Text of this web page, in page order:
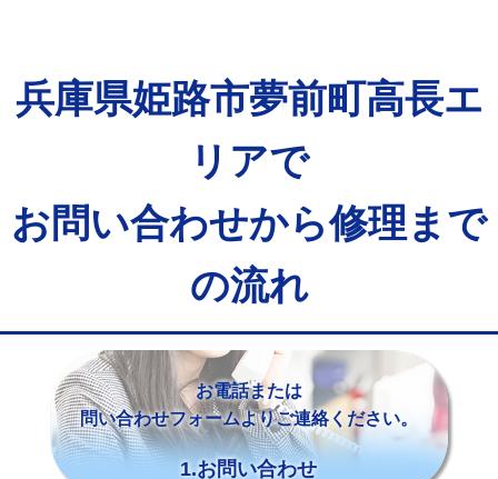
兵庫県姫路市夢前町高長エ
リアで
お問い合わせから修理まで
の流れ
お電話または
問い合わせフォームよりご連絡ください。
1.お問い合わせ